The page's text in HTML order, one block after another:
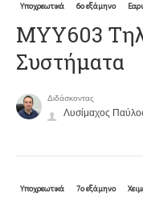
Υποχρεωτικά 6ο εξάμηνο
ΜΥΥ603
Συστήματα
Διδάσκοντας
Λυσίμαχος
Υποχρεωτικά 7ο εξάμηνο